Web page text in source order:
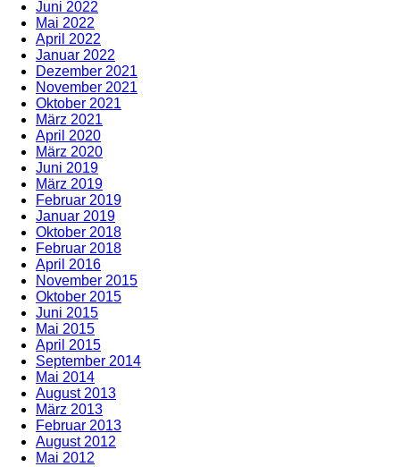
Juni 2022
Mai 2022
April 2022
Januar 2022
Dezember 2021
November 2021
Oktober 2021
März 2021
April 2020
März 2020
Juni 2019
März 2019
Februar 2019
Januar 2019
Oktober 2018
Februar 2018
April 2016
November 2015
Oktober 2015
Juni 2015
Mai 2015
April 2015
September 2014
Mai 2014
August 2013
März 2013
Februar 2013
August 2012
Mai 2012